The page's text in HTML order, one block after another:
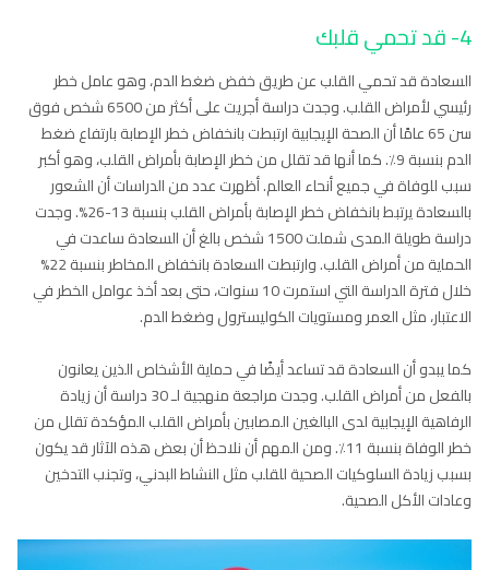
4- قد تحمي قلبك
السعادة قد تحمي القلب عن طريق خفض ضغط الدم، وهو عامل خطر
رئيسي لأمراض القلب. وجدت دراسة أجريت على أكثر من 6500 شخص فوق
سن 65 عامًا أن الصحة الإيجابية ارتبطت بانخفاض خطر الإصابة بارتفاع ضغط
الدم بنسبة 9٪. كما أنها قد تقلل من خطر الإصابة بأمراض القلب، وهو أكبر
سبب للوفاة في جميع أنحاء العالم. أظهرت عدد من الدراسات أن الشعور
بالسعادة يرتبط بانخفاض خطر الإصابة بأمراض القلب بنسبة 13-26%. وجدت
دراسة طويلة المدى شملت 1500 شخص بالغ أن السعادة ساعدت في
الحماية من أمراض القلب. وارتبطت السعادة بانخفاض المخاطر بنسبة 22%
خلال فترة الدراسة التي استمرت 10 سنوات، حتى بعد أخذ عوامل الخطر في
الاعتبار، مثل العمر ومستويات الكوليسترول وضغط الدم.
كما يبدو أن السعادة قد تساعد أيضًا في حماية الأشخاص الذين يعانون
بالفعل من أمراض القلب. وجدت مراجعة منهجية لـ 30 دراسة أن زيادة
الرفاهية الإيجابية لدى البالغين المصابين بأمراض القلب المؤكدة تقلل من
خطر الوفاة بنسبة 11٪. ومن المهم أن نلاحظ أن بعض هذه الآثار قد يكون
بسبب زيادة السلوكيات الصحية للقلب مثل النشاط البدني، وتجنب التدخين
وعادات الأكل الصحية.